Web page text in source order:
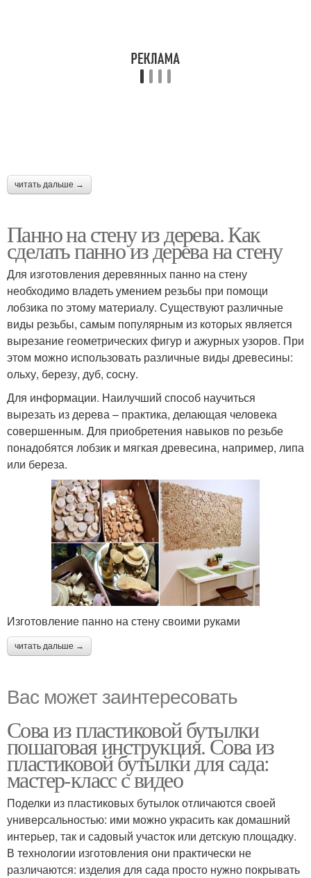
читать дальше →
Панно на стену из дерева. Как
сделать панно из дерева на стену
Для изготовления деревянных панно на стену
необходимо владеть умением резьбы при помощи
лобзика по этому материалу. Существуют различные
виды резьбы, самым популярным из которых является
вырезание геометрических фигур и ажурных узоров. При
этом можно использовать различные виды древесины:
ольху, березу, дуб, сосну.
Для информации. Наилучший способ научиться
вырезать из дерева – практика, делающая человека
совершенным. Для приобретения навыков по резьбе
понадобятся лобзик и мягкая древесина, например, липа
или береза.
Изготовление панно на стену своими руками
читать дальше →
Вас может заинтересовать
Сова из пластиковой бутылки
пошаговая инструкция. Сова из
пластиковой бутылки для сада:
мастер-класс с видео
Поделки из пластиковых бутылок отличаются своей
универсальностью: ими можно украсить как домашний
интерьер, так и садовый участок или детскую площадку.
В технологии изготовления они практически не
различаются: изделия для сада просто нужно покрывать